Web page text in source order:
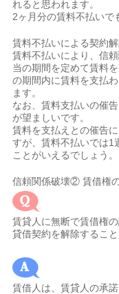
れると思われます。
2ヶ月分の賃料不払いで
賃料不払いによる契約
賃料不払いにより、信
当の期間を定めて賃料
の期間内に賃料を支払
ます。
なお、賃料支払いの催
が望ましいです。
賃料を支払えとの催告
すが、賃料不払いでは1
ことがいえるでしょう。
信頼関係破壊② 賃借権
賃貸人に無断で賃借権
貸借契約を解除するこ
賃借人は、賃貸人の承